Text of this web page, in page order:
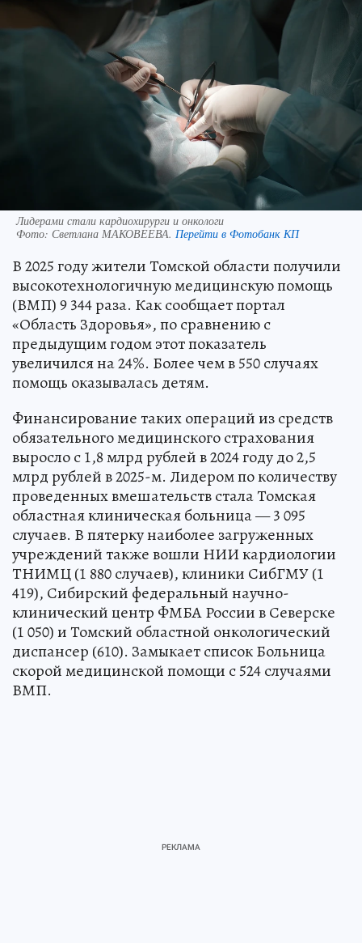
Лидерами стали кардиохирурги и онкологи
Фото: Светлана МАКОВЕЕВА. Перейти в Фотобанк КП
В 2025 году жители Томской области получили
высокотехнологичную медицинскую помощь
(ВМП) 9 344 раза. Как сообщает портал
«Область Здоровья», по сравнению с
предыдущим годом этот показатель
увеличился на 24%. Более чем в 550 случаях
помощь оказывалась детям.
Финансирование таких операций из средств
обязательного медицинского страхования
выросло с 1,8 млрд рублей в 2024 году до 2,5
млрд рублей в 2025-м. Лидером по количеству
проведенных вмешательств стала Томская
областная клиническая больница — 3 095
случаев. В пятерку наиболее загруженных
учреждений также вошли НИИ кардиологии
ТНИМЦ (1 880 случаев), клиники СибГМУ (1
419), Сибирский федеральный научно-
клинический центр ФМБА России в Северске
(1 050) и Томский областной онкологический
диспансер (610). Замыкает список Больница
скорой медицинской помощи с 524 случаями
ВМП.